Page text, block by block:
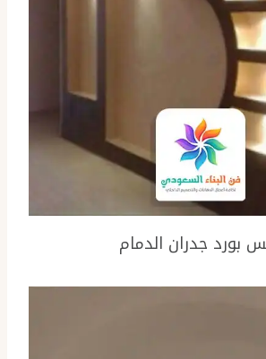
بورد جدران الدمام